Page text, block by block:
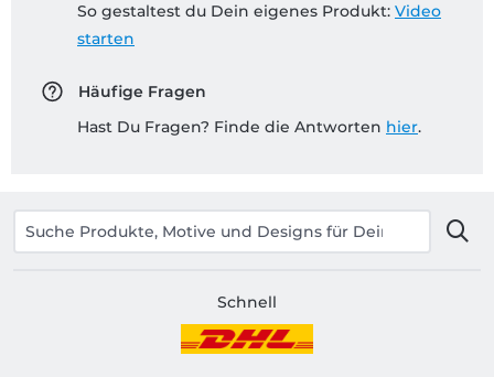
So gestaltest du Dein eigenes Produkt: Video
starten
Häufige Fragen
Hast Du Fragen? Finde die Antworten hier.
Schnell